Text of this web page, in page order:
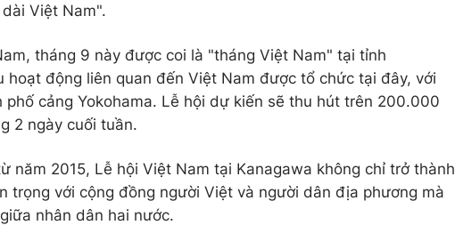
Việt Nam".
tháng 9 này được coi là "tháng Việt Nam" tại tỉnh
hoạt động liên quan đến Việt Nam được tổ chức tại đây, với
cảng Yokohama. Lễ hội dự kiến sẽ thu hút trên 200.000
2 ngày cuối tuần.
năm 2015, Lễ hội Việt Nam tại Kanagawa không chỉ trở thành
trọng với cộng đồng người Việt và người dân địa phương mà
nhân dân hai nước.